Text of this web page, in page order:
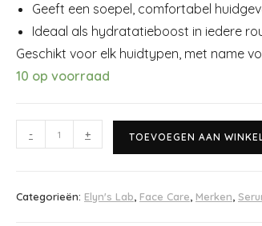
Geeft een soepel, comfortabel
Ideaal als hydratatieboost in iedere
Geschikt voor elk huidtypen, met name
10 op voorraad
- + TOEVOEGEN AAN
Categorieën: Elyn's Lab Face Care Merken